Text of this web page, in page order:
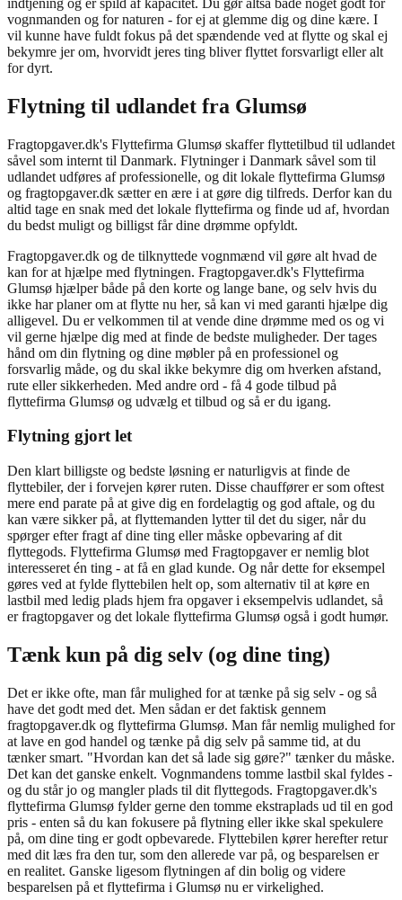
indtjening og er spild af kapacitet. Du gør altså både noget godt for
vognmanden og for naturen - for ej at glemme dig og dine kære. I
vil kunne have fuldt fokus på det spændende ved at flytte og skal ej
bekymre jer om, hvorvidt jeres ting bliver flyttet forsvarligt eller alt
for dyrt.
Flytning til udlandet fra Glumsø
Fragtopgaver.dk's Flyttefirma Glumsø skaffer flyttetilbud til udlandet
såvel som internt til Danmark. Flytninger i Danmark såvel som til
udlandet udføres af professionelle, og dit lokale flyttefirma Glumsø
og fragtopgaver.dk sætter en ære i at gøre dig tilfreds. Derfor kan du
altid tage en snak med det lokale flyttefirma og finde ud af, hvordan
du bedst muligt og billigst får dine drømme opfyldt.
Fragtopgaver.dk og de tilknyttede vognmænd vil gøre alt hvad de
kan for at hjælpe med flytningen. Fragtopgaver.dk's Flyttefirma
Glumsø hjælper både på den korte og lange bane, og selv hvis du
ikke har planer om at flytte nu her, så kan vi med garanti hjælpe dig
alligevel. Du er velkommen til at vende dine drømme med os og vi
vil gerne hjælpe dig med at finde de bedste muligheder. Der tages
hånd om din flytning og dine møbler på en professionel og
forsvarlig måde, og du skal ikke bekymre dig om hverken afstand,
rute eller sikkerheden. Med andre ord - få 4 gode tilbud på
flyttefirma Glumsø og udvælg et tilbud og så er du igang.
Flytning gjort let
Den klart billigste og bedste løsning er naturligvis at finde de
flyttebiler, der i forvejen kører ruten. Disse chauffører er som oftest
mere end parate på at give dig en fordelagtig og god aftale, og du
kan være sikker på, at flyttemanden lytter til det du siger, når du
spørger efter fragt af dine ting eller måske opbevaring af dit
flyttegods. Flyttefirma Glumsø med Fragtopgaver er nemlig blot
interesseret én ting - at få en glad kunde. Og når dette for eksempel
gøres ved at fylde flyttebilen helt op, som alternativ til at køre en
lastbil med ledig plads hjem fra opgaver i eksempelvis udlandet, så
er fragtopgaver og det lokale flyttefirma Glumsø også i godt humør.
Tænk kun på dig selv (og dine ting)
Det er ikke ofte, man får mulighed for at tænke på sig selv - og så
have det godt med det. Men sådan er det faktisk gennem
fragtopgaver.dk og flyttefirma Glumsø. Man får nemlig mulighed for
at lave en god handel og tænke på dig selv på samme tid, at du
tænker smart. "Hvordan kan det så lade sig gøre?" tænker du måske.
Det kan det ganske enkelt. Vognmandens tomme lastbil skal fyldes -
og du står jo og mangler plads til dit flyttegods. Fragtopgaver.dk's
flyttefirma Glumsø fylder gerne den tomme ekstraplads ud til en god
pris - enten så du kan fokusere på flytning eller ikke skal spekulere
på, om dine ting er godt opbevarede. Flyttebilen kører herefter retur
med dit læs fra den tur, som den allerede var på, og besparelsen er
en realitet. Ganske ligesom flytningen af din bolig og videre
besparelsen på et flyttefirma i Glumsø nu er virkelighed.